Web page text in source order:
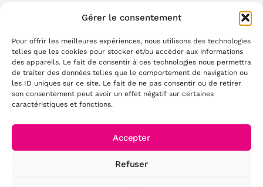
Gérer le consentement
Pour offrir les meilleures expériences, nous utilisons des technologies
telles que les cookies pour stocker et/ou accéder aux informations
des appareils. Le fait de consentir à ces technologies nous permettra
de traiter des données telles que le comportement de navigation ou
les ID uniques sur ce site. Le fait de ne pas consentir ou de retirer
son consentement peut avoir un effet négatif sur certaines
caractéristiques et fonctions.
Accepter
Refuser
Du lundi au vendredi :
8:30-17:30
50 rue Antoine de Saint Exupéry
29490, Guipavas